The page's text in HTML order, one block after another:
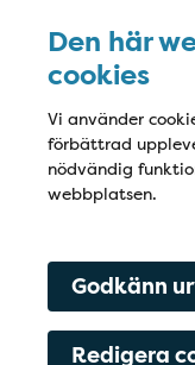
Den här
cookies
Vi använder
förbättrad
nödvändig
webbplatsen.
Godkänn
Redigera